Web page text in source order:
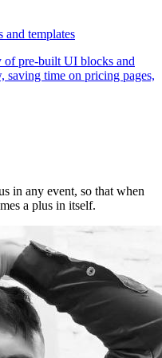
and templates
of pre-built UI blocks and
saving time on pricing pages,
in any event, so that when
a plus in itself.